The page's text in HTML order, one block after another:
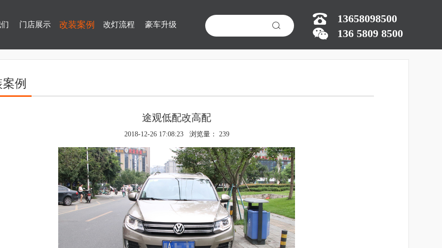
门店展示 改装案例 改灯流程 豪车升级
13658098500
136 5809 8500
例
途观低配改高配
2018-12-26 17:08:23 浏览量： 239